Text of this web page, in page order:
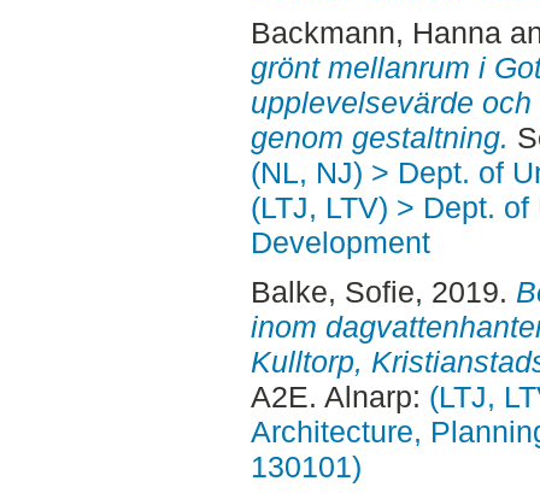
Backmann, Hanna
grönt mellanrum i
upplevelsevärde
genom gestaltning.
(NL, NJ) > Dept. of
(LTJ, LTV) > Dept.
Development
Balke, Sofie, 2019.
inom
Kulltorp,
A2E. Alnarp: (LTJ,
Architecture,
130101)